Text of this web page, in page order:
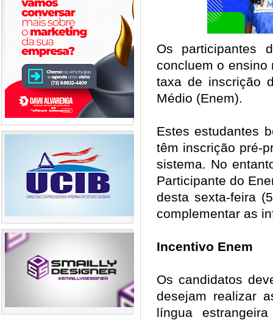
Os participantes
concluem o ensino
taxa de inscrição
Médio (Enem).
Estes estudantes
têm inscrição pré-
sistema. No
Participante do
desta sexta-feira
complementar as
Incentivo Enem
Os candidatos
desejam realizar
língua